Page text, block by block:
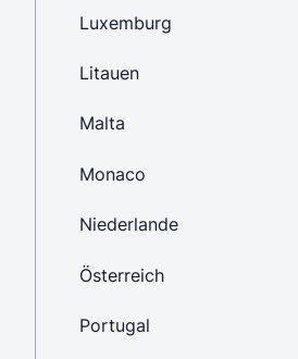
Luxemburg
Litauen
Malta
Monaco
Niederlande
Österreich
Portugal